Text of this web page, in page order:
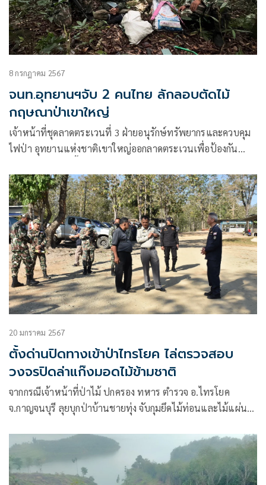
8 กรกฎาคม 2567
จนท.อุทยานฯจับ 2 คนไทย ลักลอบตัดไม้
กฤษณาป่าเขาใหญ่
เจ้าหน้าที่ชุดลาดตระเวนที่ 3 ฝ่ายอนุรักษ์ทรัพยากรและควบคุม
ไฟป่า อุทยานแห่งชาติเขาใหญ่ออกลาดตระเวนเพื่อป้องกัน
จ.นครราชสีมา ในเขตอุทยานแห่งชาติเขาใหญ่
20 มกราคม 2567
ตั้งด่านปิดทางเข้าป่าไทรโยค ไล่ตรวจสอบ
วงจรปิดล่าแก๊งมอดไม้ข้ามชาติ
จากกรณีเจ้าหน้าที่ป่าไม้ ปกครอง ทหาร ตำรวจ อ.ไทรโยค
จ.กาญจนบุรี ลุยบุกป่าบ้านชายทุ่ง จับกุมยึดไม้ท่อนและไม้แผ่นที่
กว่า200ปี และทำการแปรรูปเป็นแผ่นขนาดใหญ่